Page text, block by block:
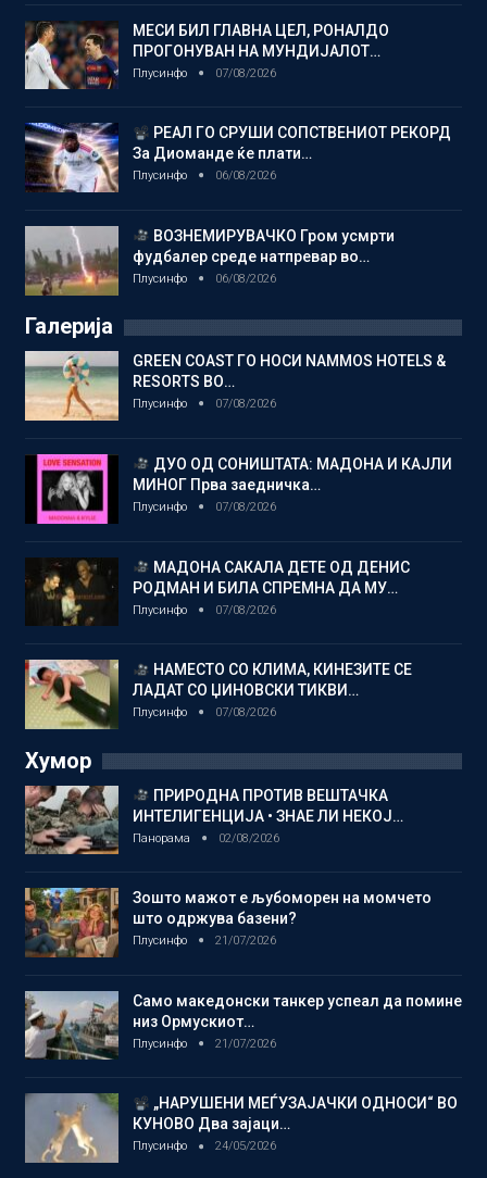
МЕСИ БИЛ ГЛАВНА ЦЕЛ, РОНАЛДО
ПРОГОНУВАН НА МУНДИЈАЛОТ…
Плусинфо 07/08/2026
РЕАЛ ГО СРУШИ СОПСТВЕНИОТ РЕКОРД
За Диоманде ќе плати…
Плусинфо 06/08/2026
ВОЗНЕМИРУВАЧКО Гром усмрти
фудбалер среде натпревар во…
Плусинфо 06/08/2026
Галерија
GREEN COAST ГО НОСИ NAMMOS HOTELS &
RESORTS ВО…
Плусинфо 07/08/2026
ДУО ОД СОНИШТАТА: МАДОНА И КАЈЛИ
МИНОГ Прва заедничка…
Плусинфо 07/08/2026
МАДОНА САКАЛА ДЕТЕ ОД ДЕНИС
РОДМАН И БИЛА СПРЕМНА ДА МУ…
Плусинфо 07/08/2026
НАМЕСТО СО КЛИМА, КИНЕЗИТЕ СЕ
ЛАДАТ СО ЏИНОВСКИ ТИКВИ…
Плусинфо 07/08/2026
Хумор
ПРИРОДНА ПРОТИВ ВЕШТАЧКА
ИНТЕЛИГЕНЦИЈА • ЗНАЕ ЛИ НЕКОЈ…
Панорама 02/08/2026
Зошто мажот е љубоморен на момчето
што одржува базени?
Плусинфо 21/07/2026
Само македонски танкер успеал да помине
низ Ормускиот…
Плусинфо 21/07/2026
„НАРУШЕНИ МЕЃУЗАЈАЧКИ ОДНОСИ“ ВО
КУНОВО Два зајаци…
Плусинфо 24/05/2026